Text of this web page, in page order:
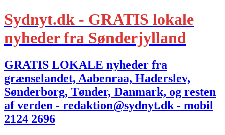
Sydnyt.dk - GRATIS lokale
nyheder fra Sønderjylland
GRATIS LOKALE nyheder fra
grænselandet, Aabenraa, Haderslev,
Sønderborg, Tønder, Danmark, og resten
af verden - redaktion@sydnyt.dk - mobil
2124 2696